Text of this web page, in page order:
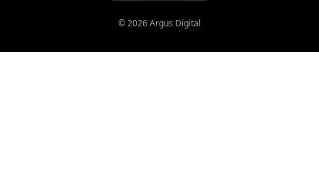
©2026Argus Digital